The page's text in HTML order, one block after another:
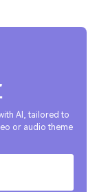
AI, tailored to
or audio theme